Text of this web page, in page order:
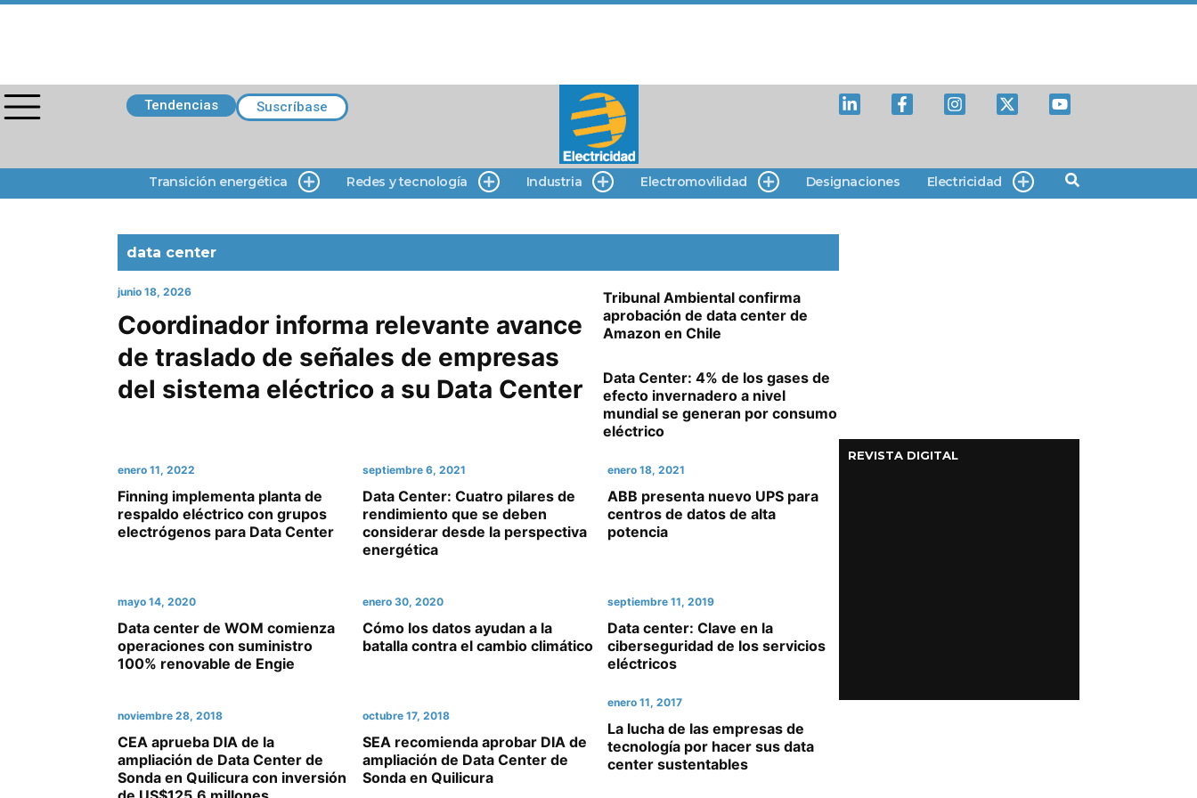
Tendencias Suscríbase
Transición energética Redes y tecnología Industria Electromovilidad Designaciones Electricidad
data center
junio 18, 2026
Coordinador informa relevante avance
de traslado de señales de empresas
del sistema eléctrico a su Data Center
Tribunal Ambiental confirma
aprobación de data center de
Amazon en Chile
Data Center: 4% de los gases de
efecto invernadero a nivel
mundial se generan por consumo
eléctrico
enero 11, 2022
Finning implementa planta de
respaldo eléctrico con grupos
electrógenos para Data Center
septiembre 6, 2021
Data Center: Cuatro pilares de
rendimiento que se deben
considerar desde la perspectiva
energética
enero 18, 2021
ABB presenta nuevo UPS para
centros de datos de alta
potencia
mayo 14, 2020
Data center de WOM comienza
operaciones con suministro
100% renovable de Engie
enero 30, 2020
Cómo los datos ayudan a la
batalla contra el cambio climático
septiembre 11, 2019
Data center: Clave en la
ciberseguridad de los servicios
eléctricos
noviembre 28, 2018
CEA aprueba DIA de la
ampliación de Data Center de
Sonda en Quilicura con inversión
octubre 17, 2018
SEA recomienda aprobar DIA de
ampliación de Data Center de
Sonda en Quilicura
enero 11, 2017
La lucha de las empresas de
tecnología por hacer sus data
center sustentables
REVISTA DIGITAL